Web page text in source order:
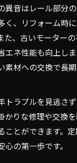
異音はレール部分
く、リフォーム時
た、古いモーター
エネ性能も向上し
素材への交換で長
トラブルを見逃さ
かりな修理や交換
ことができます。
の第一歩です。